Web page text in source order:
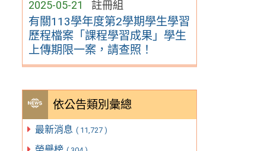
2025-05-21 註冊組
有關113學年度第2學期學生學習
歷程檔案「課程學習成果」學生
上傳期限一案，請查照！
依公告類別彙總
最新消息 ( 11,727 )